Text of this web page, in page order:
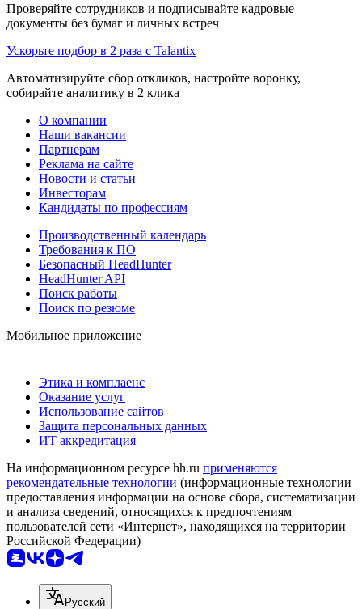
Проверяйте сотрудников и подписывайте кадровые
документы без бумаг и личных встреч
Ускорьте подбор в 2 раза с Talantix
Автоматизируйте сбор откликов, настройте воронку,
собирайте аналитику в 2 клика
О компании
Наши вакансии
Партнерам
Реклама на сайте
Новости и статьи
Инвесторам
Кандидаты по профессиям
Производственный календарь
Требования к ПО
Безопасный HeadHunter
HeadHunter API
Поиск работы
Поиск по резюме
Мобильное приложение
Этика и комплаенс
Оказание услуг
Использование сайтов
Защита персональных данных
ИТ аккредитация
На информационном ресурсе hh.ru применяются
рекомендательные технологии (информационные технологии
предоставления информации на основе сбора, систематизации
и анализа сведений, относящихся к предпочтениям
пользователей сети «Интернет», находящихся на территории
Российской Федерации)
Русский